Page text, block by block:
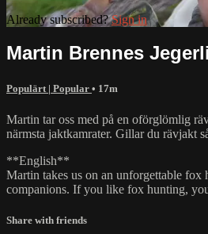
Already subscribed?Sign in
Martin Brennes
Populärt | Popular • 17m
Martin tar oss med på en oförglömlig
närmsta jaktkamrater. Gillar du rävjakt
**English**
Martin takes us on an unforgettable fox
companions. If you like fox hunting,
Share with friends